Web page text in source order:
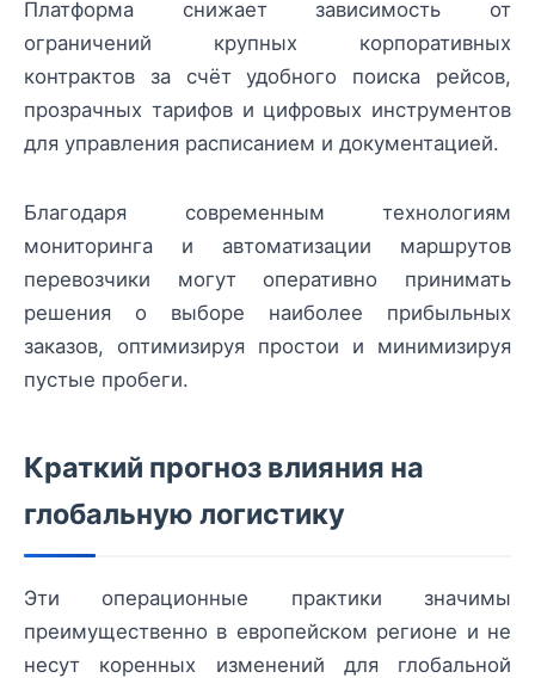
Платформа снижает зависимость от
ограничений крупных корпоративных
контрактов за счёт удобного поиска рейсов,
прозрачных тарифов и цифровых инструментов
для управления расписанием и документацией.
Благодаря современным технологиям
мониторинга и автоматизации маршрутов
перевозчики могут оперативно принимать
решения о выборе наиболее прибыльных
заказов, оптимизируя простои и минимизируя
пустые пробеги.
Краткий прогноз влияния на
глобальную логистику
Эти операционные практики значимы
преимущественно в европейском регионе и не
несут коренных изменений для глобальной